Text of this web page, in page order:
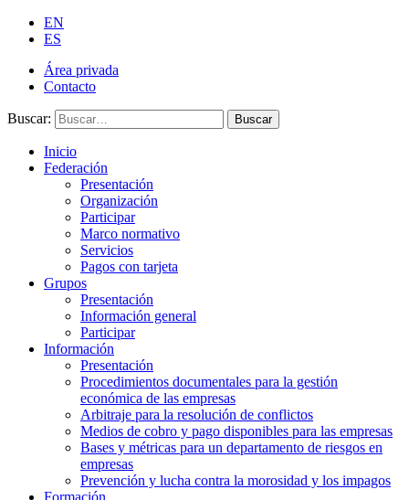
EN
ES
Área privada
Contacto
Buscar: Buscar
Inicio
Federación
Presentación
Organización
Participar
Marco normativo
Servicios
Pagos con tarjeta
Grupos
Presentación
Información general
Participar
Información
Presentación
Procedimientos documentales para la gestión
económica de las empresas
Arbitraje para la resolución de conflictos
Medios de cobro y pago disponibles para las empresas
Bases y métricas para un departamento de riesgos en
empresas
Prevención y lucha contra la morosidad y los impagos
Formación